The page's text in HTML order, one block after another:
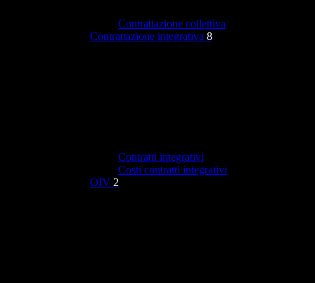
Contrattazione collettiva
Contrattazione integrativa 8
Contratti integrativi
Costi contratti integrativi
OIV 2